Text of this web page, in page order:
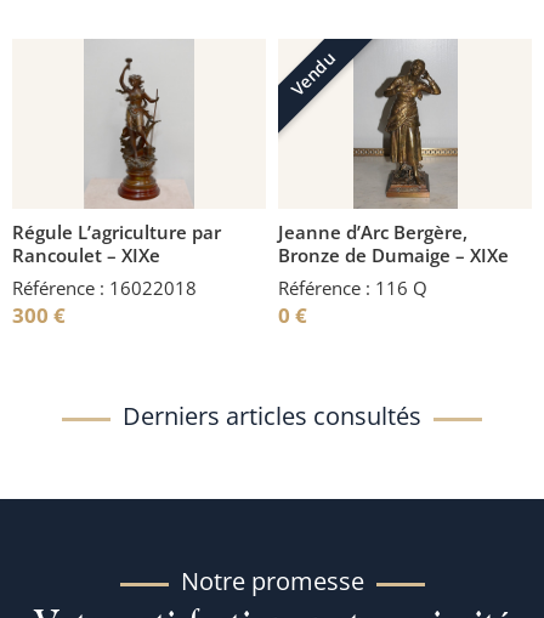
Régule L’agriculture par
Rancoulet – XIXe
Référence : 16022018
300 €
Vendu
Jeanne d’Arc Bergère,
Bronze de Dumaige – XIXe
Référence : 116 Q
0 €
Derniers articles consultés
Notre promesse